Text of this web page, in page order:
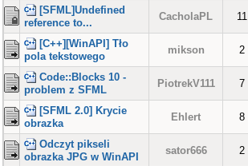
[SFML]Undefined
reference to...
CacholaPL 11
[C++][WinAPI] Tło
pola tekstowego
mikson 2
Code::Blocks 10 -
problem z SFML
PiotrekV111 7
[SFML 2.0] Krycie
obrazka
Ehlert 8
Odczyt pikseli
obrazka JPG w WinAPI
sator666 2